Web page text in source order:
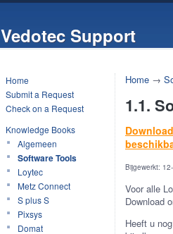
Vedotec Support
Home
Submit a Request
Check on a Request
Knowledge Books
Algemeen
Software Tools
Loytec
Metz Connect
S plus S
Pixsys
Domat
Home →
1.1.
Bijgewerkt:
Voor alle
Download
Heeft u